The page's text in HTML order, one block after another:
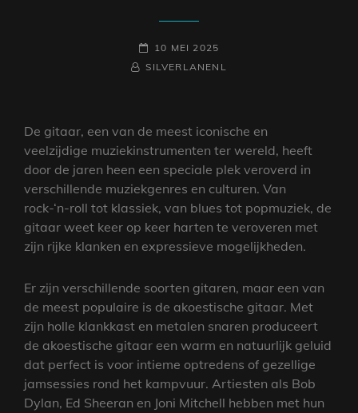
GEPLAATST
OP
10 MEI 2025
NAAMREGEL
BYLINE
SILVERLANENL
De gitaar, een van de meest iconische en
veelzijdige muziekinstrumenten ter wereld, heeft
door de jaren heen een speciale plek veroverd in
verschillende muziekgenres en culturen. Van
rock-‘n-roll tot klassiek, van blues tot popmuziek, de
gitaar weet keer op keer harten te veroveren met
zijn rijke klanken en expressieve mogelijkheden.
Er zijn verschillende soorten gitaren, maar een van
de meest populaire is de akoestische gitaar. Met
zijn holle klankkast en metalen snaren produceert
de akoestische gitaar een warm en natuurlijk geluid
dat perfect is voor intieme optredens of gezellige
jamsessies rond het kampvuur. Artiesten als Bob
Dylan, Ed Sheeran en Joni Mitchell hebben met hun